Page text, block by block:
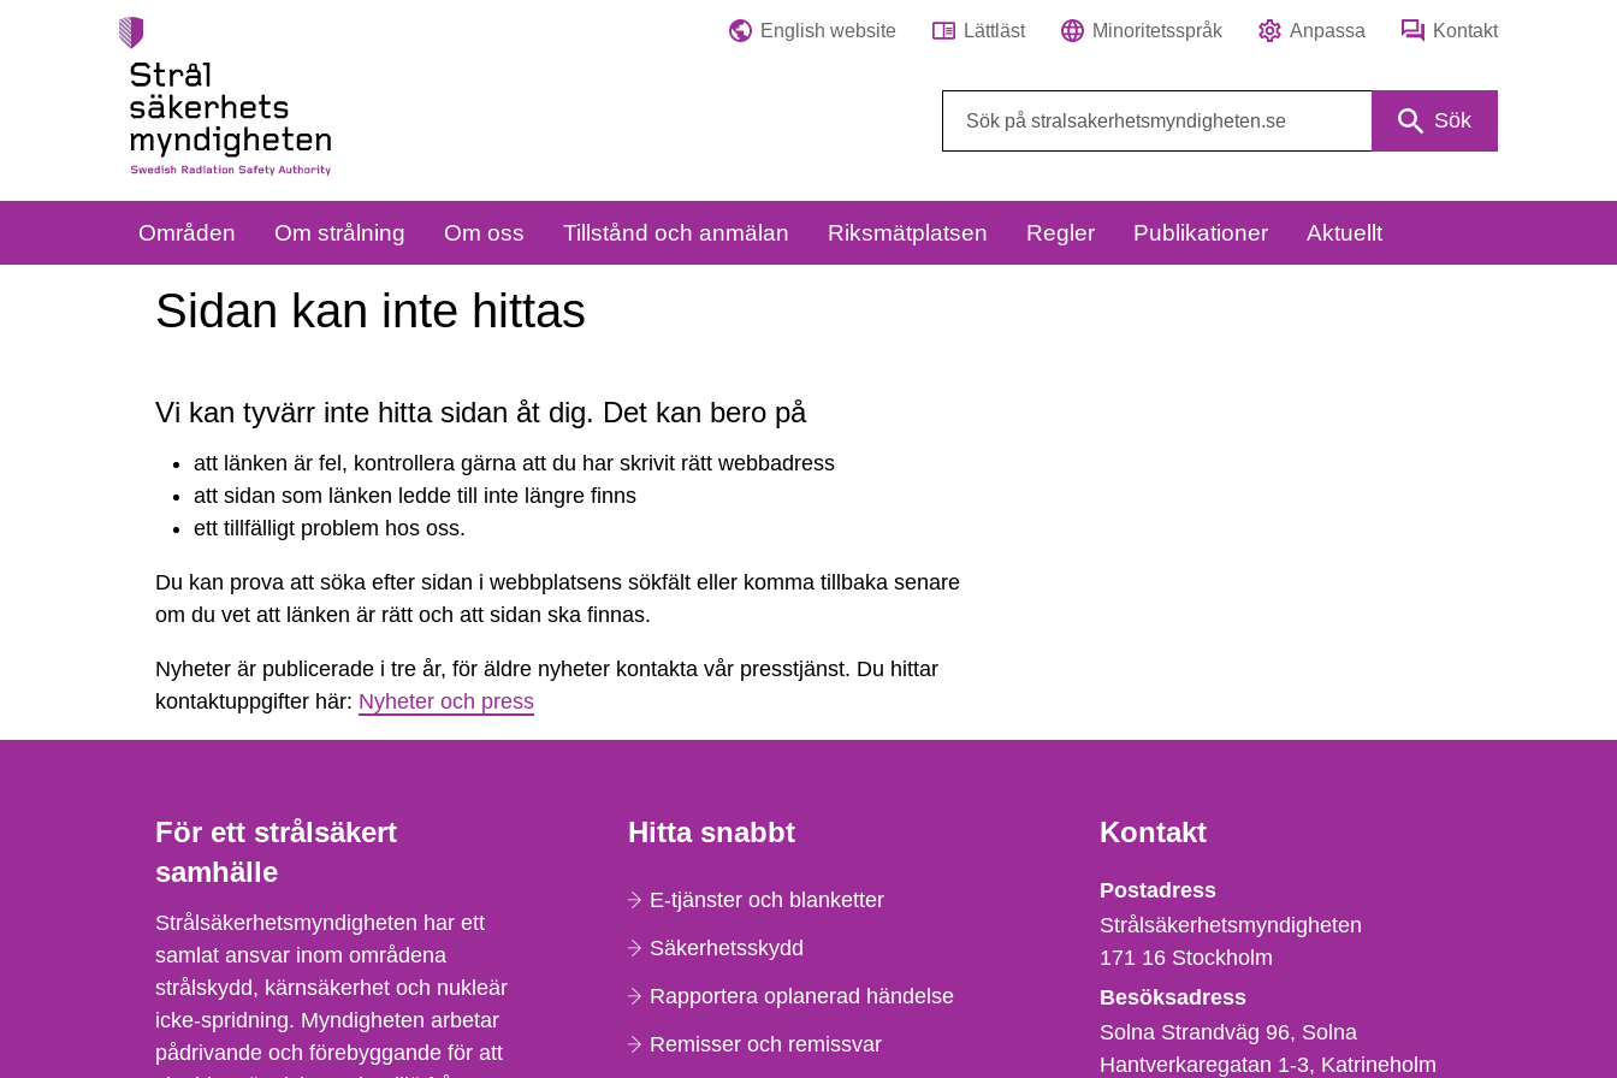
English website Lättläst Minoritetsspråk Anpassa Kontakt
Sök
Områden Om strålning Om oss Tillstånd och anmälan Riksmätplatsen Regler Publikationer Aktuellt
Sidan kan inte hittas
Sidan
kan
inte
hittas
Vi kan tyvärr inte hitta sidan åt dig. Det kan bero på
att länken är fel, kontrollera gärna att du har skrivit rätt webbadress
att sidan som länken ledde till inte längre finns
ett tillfälligt problem hos oss.
Du kan prova att söka efter sidan i webbplatsens sökfält eller komma tillbaka senare
om du vet att länken är rätt och att sidan ska finnas.
Nyheter är publicerade i tre år, för äldre nyheter kontakta vår presstjänst. Du hittar
kontaktuppgifter här: Nyheter och press
För ett strålsäkert
samhälle
Strålsäkerhetsmyndigheten har ett
samlat ansvar inom områdena
strålskydd, kärnsäkerhet och nukleär
icke-spridning. Myndigheten arbetar
pådrivande och förebyggande för att
Hitta snabbt
E-tjänster och blanketter
Säkerhetsskydd
Rapportera oplanerad händelse
Remisser och remissvar
Kontakt
Strålsäkerhetsmyndigheten
Postadress
Strålsäkerhetsmyndigheten
171 16 Stockholm
Besöksadress
Solna Strandväg 96, Solna
Hantverkaregatan 1-3 Katrineholm